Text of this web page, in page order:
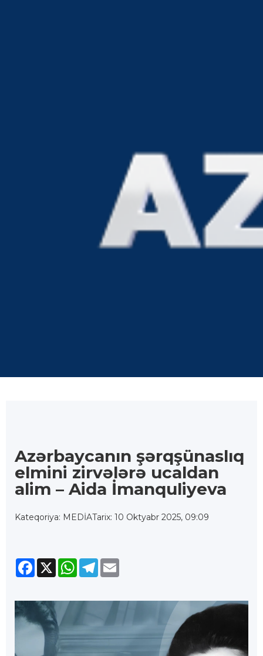
Azərbaycanın şərqşünaslıq
elmini zirvələrə ucaldan
alim – Aida İmanquliyeva
Kateqoriya: MEDİATarix: 10 Oktyabr 2025, 09:09
Facebook
X WhatsApp
Telegram